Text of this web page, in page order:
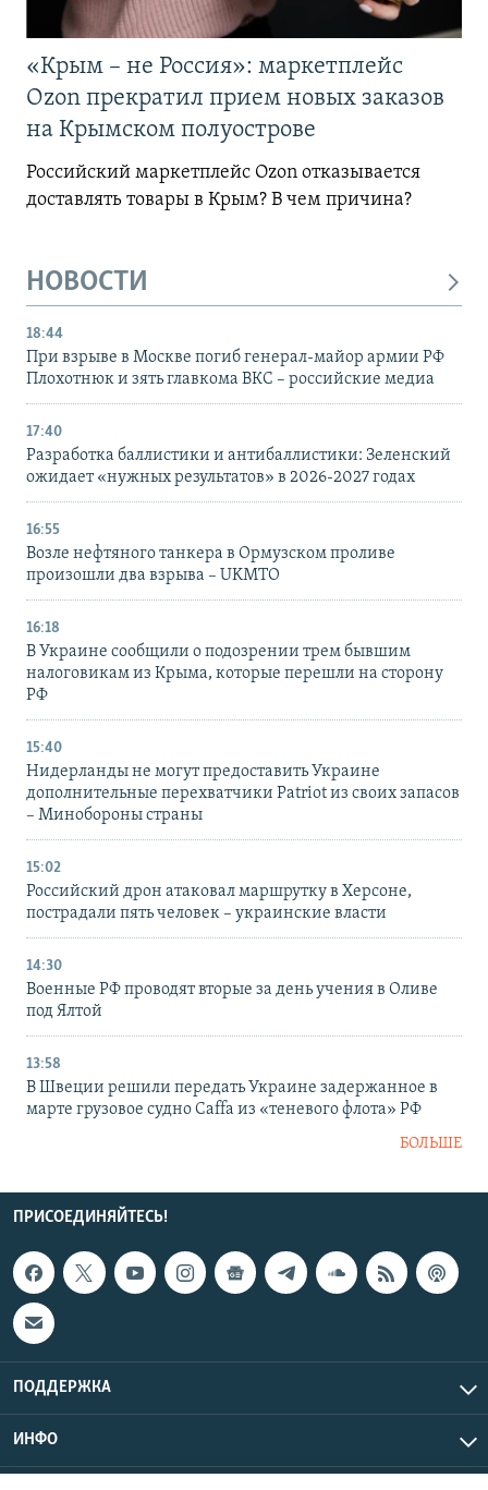
«Крым – не Россия»: маркетплейс
Ozon прекратил прием новых заказов
на Крымском полуострове
Российский маркетплейс Ozon отказывается
доставлять товары в Крым? В чем причина?
НОВОСТИ
18:44
При взрыве в Москве погиб генерал-майор армии РФ
Плохотнюк и зять главкома ВКС – российские медиа
17:40
Разработка баллистики и антибаллистики: Зеленский
ожидает «нужных результатов» в 2026-2027 годах
16:55
Возле нефтяного танкера в Ормузском проливе
произошли два взрыва – UKMTO
16:18
В Украине сообщили о подозрении трем бывшим
налоговикам из Крыма, которые перешли на сторону
РФ
15:40
Нидерланды не могут предоставить Украине
дополнительные перехватчики Patriot из своих запасов
– Минобороны страны
15:02
Российский дрон атаковал маршрутку в Херсоне,
пострадали пять человек – украинские власти
14:30
Военные РФ проводят вторые за день учения в Оливе
под Ялтой
13:58
В Швеции решили передать Украине задержанное в
марте грузовое судно Caffa из «теневого флота» РФ
БОЛЬШЕ
ПРИСОЕДИНЯЙТЕСЬ!
ПОДДЕРЖКА
ИНФО